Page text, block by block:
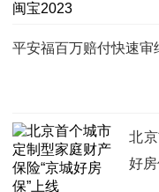
平安福百万赔付快速
北
好房